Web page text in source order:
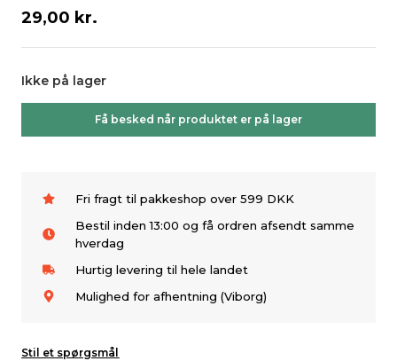
29,00 kr.
Ikke på lager
Få besked når produktet er på lager
Fri fragt til pakkeshop over 599 DKK
Bestil inden 13:00 og få ordren afsendt samme
hverdag
Hurtig levering til hele landet
Mulighed for afhentning (Viborg)
Stil et spørgsmål